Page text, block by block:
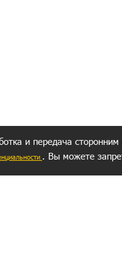
и передача
. Вы можете